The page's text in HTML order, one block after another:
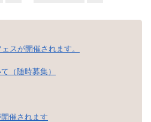
スが開催されます。
（随時募集）
催されます